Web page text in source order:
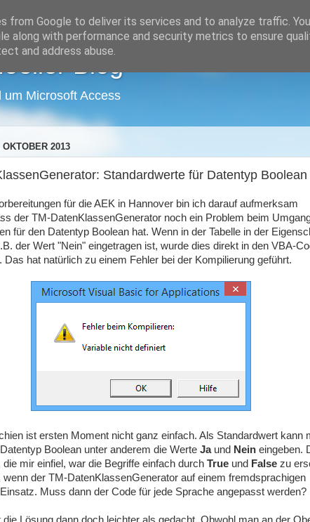
Blog
um Microsoft Access
2013
Standardwerte für Datentyp Boolean
für die AEK in Hannover bin ich darauf aufmerksam
der TM-DatenKlassenGenerator noch ein Problem beim
für den Datentyp Boolean hat. Wenn in der Tabelle in der
der Wert "Nein" eingetragen ist, wurde dies direkt in den VBA-
Das hat natürlich zu einem Fehler bei der Kompilierung geführt.
ist ersten Moment nicht ganz einfach. Als Standardwert kann
Boolean unter anderem die Werte Jaund Nein eingeben.
mir einfiel, war die Begriffe einfach durch True und False zu
wenn der TM-DatenKlassenGenerator auf einem fremdsprachigen
Muss dann der Code für jede Sprache angepasst werden?
from Google to deliver its services and to analyze traffic.
along with performance and security metrics to ensure
and address abuse.